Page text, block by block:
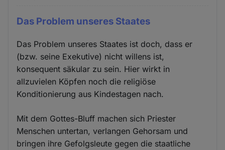
Das Problem unseres Staates
Das Problem unseres Staates ist doch, dass er
(bzw. seine Exekutive) nicht willens ist,
konsequent säkular zu sein. Hier wirkt in
allzuvielen Köpfen noch die religiöse
Konditionierung aus Kindestagen nach.
Mit dem Gottes-Bluff machen sich Priester
Menschen untertan, verlangen Gehorsam und
bringen ihre Gefolgsleute gegen die staatliche